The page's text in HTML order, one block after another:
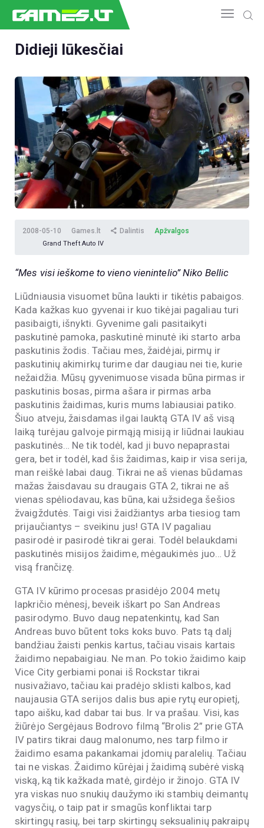
NAUJIENOS
GAMEDEV
ESPORTAS
GELEŽIS
VIDEO
APŽVALGOS
ŽAIDIMAI
Didieji lūkesčiai
2008-05-10 Games.lt Dalintis Apžvalgos
Grand Theft Auto IV
“Mes visi ieškome to vieno vienintelio” Niko Bellic
Liūdniausia visuomet būna laukti ir tikėtis pabaigos.
Kada kažkas kuo gyvenai ir kuo tikėjai pagaliau turi
pasibaigti, išnykti. Gyvenime gali pasitaikyti
paskutinė pamoka, paskutinė minutė iki starto arba
paskutinis žodis. Tačiau mes, žaidėjai, pirmų ir
paskutinių akimirkų turime dar daugiau nei tie, kurie
nežaidžia. Mūsų gyvenimuose visada būna pirmas ir
paskutinis bosas, pirma ašara ir pirmas arba
paskutinis žaidimas, kuris mums labiausiai patiko.
Šiuo atveju, žaisdamas ilgai lauktą GTA IV aš visą
laiką turėjau galvoje pirmąją misiją ir liūdnai laukiau
paskutinės… Ne tik todėl, kad ji buvo nepaprastai
gera, bet ir todėl, kad šis žaidimas, kaip ir visa serija,
man reiškė labai daug. Tikrai ne aš vienas būdamas
mažas žaisdavau su draugais GTA 2, tikrai ne aš
vienas spėliodavau, kas būna, kai užsidega šešios
žvaigždutės. Taigi visi žaidžiantys arba tiesiog tam
prijaučiantys – sveikinu jus! GTA IV pagaliau
pasirodė ir pasirodė tikrai gerai. Todėl belaukdami
paskutinės misijos žaidime, mėgaukimės juo… Už
visą frančizę.
GTA IV kūrimo procesas prasidėjo 2004 metų
lapkričio mėnesį, beveik iškart po San Andreas
pasirodymo. Buvo daug nepatenkintų, kad San
Andreas buvo būtent toks koks buvo. Pats tą dalį
bandžiau žaisti penkis kartus, tačiau visais kartais
žaidimo nepabaigiau. Ne man. Po tokio žaidimo kaip
Vice City gerbiami ponai iš Rockstar tikrai
nusivažiavo, tačiau kai pradėjo sklisti kalbos, kad
naujausia GTA serijos dalis bus apie rytų europietį,
tapo aišku, kad dabar tai bus. Ir va prašau. Visi, kas
žiūrėjo Sergėjaus Bodrovo filmą “Brolis 2” prie GTA
IV patirs tikrai daug malonumo, nes tarp filmo ir
žaidimo esama pakankamai įdomių paralelių. Tačiau
tai ne viskas. Žaidimo kūrėjai į žaidimą subėrė viską
viską, ką tik kažkada matė, girdėjo ir žinojo. GTA IV
yra viskas nuo snukių daužymo iki stambių deimantų
vagysčių, o taip pat ir smagūs konfliktai tarp
skirtingų rasių, bei tarp skirtingų seksualinių pakraipų